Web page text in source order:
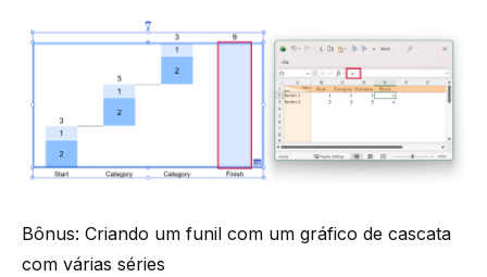
Bônus: Criando um funil com um gráfico de cascata
com várias séries